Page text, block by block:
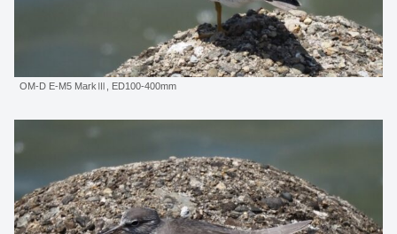
OM-D E-M5 MarkⅢ, ED100-400mm